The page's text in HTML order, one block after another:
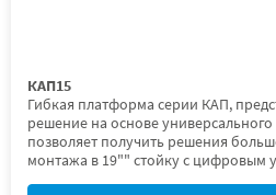
КАП15
Гибкая платформа серии КАП,
решение на основе
позволяет получить решения
монтажа в 19"" стойку с цифровым